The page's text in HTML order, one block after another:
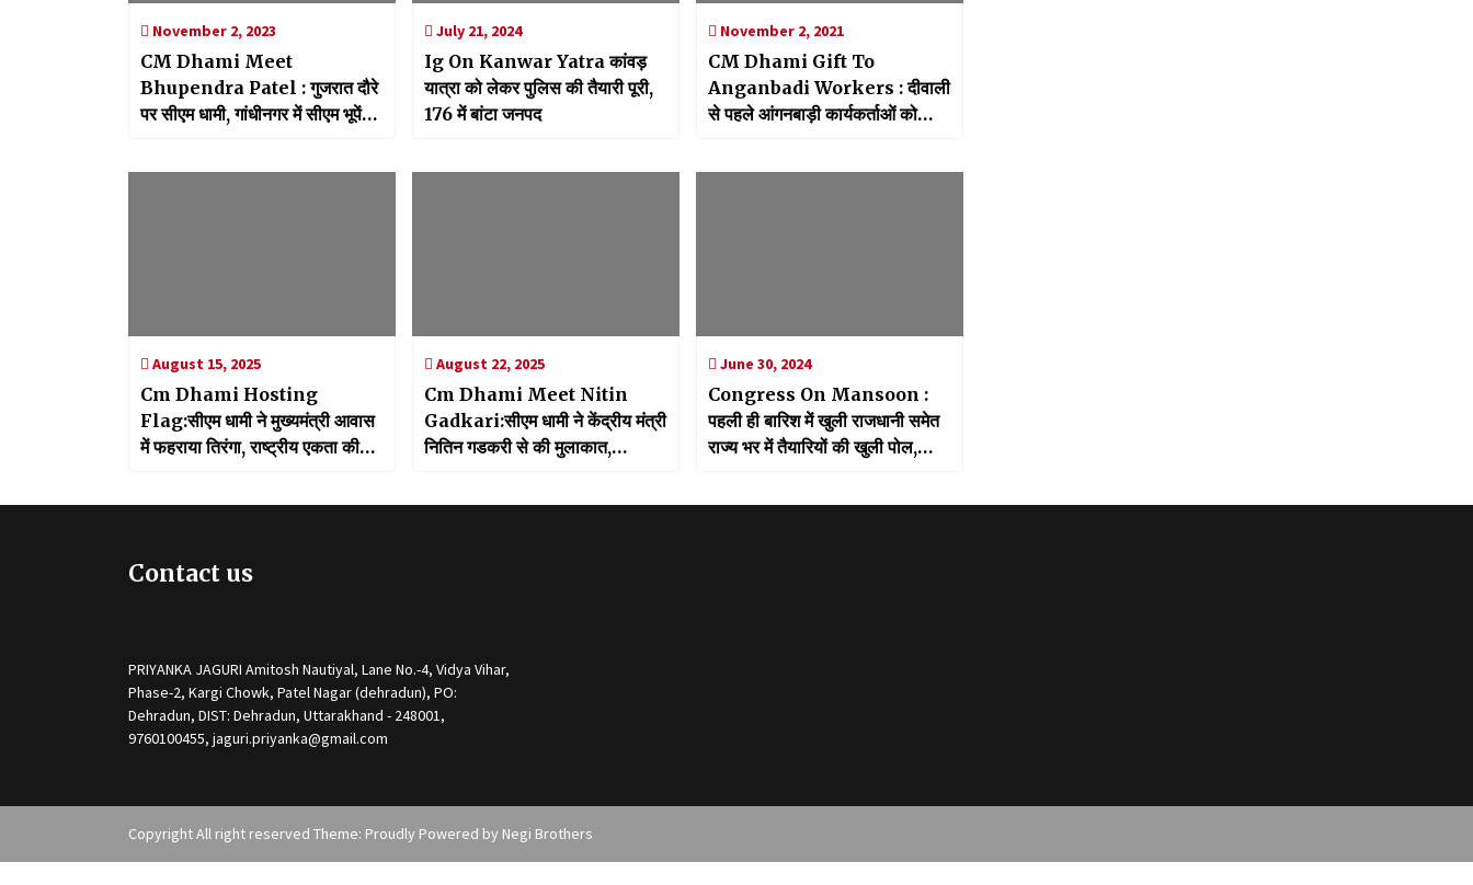
November 2, 2023
CM Dhami Meet
Bhupendra Patel : गुजरात दौरे
पर सीएम धामी, गांधीनगर में सीएम भूपेंद्र
July 21, 2024
Ig On Kanwar Yatra कांवड़
यात्रा को लेकर पुलिस की तैयारी पूरी,
176 में बांटा जनपद
November 2, 2021
CM Dhami Gift To
Anganbadi Workers : दीवाली
से पहले आंगनबाड़ी कार्यकर्ताओं को
August 15, 2025
Cm Dhami Hosting
Flag:सीएम धामी ने मुख्यमंत्री आवास
में फहराया तिरंगा, राष्ट्रीय एकता की
August 22, 2025
Cm Dhami Meet Nitin
Gadkari:सीएम धामी ने केंद्रीय मंत्री
नितिन गडकरी से की मुलाकात,
June 30, 2024
Congress On Mansoon :
पहली ही बारिश में खुली राजधानी समेत
राज्य भर में तैयारियों की खुली पोल,
Contact us
PRIYANKA JAGURI Amitosh Nautiyal, Lane No.-4, Vidya Vihar,
Phase-2, Kargi Chowk, Patel Nagar (dehradun), PO:
Dehradun, DIST: Dehradun, Uttarakhand - 248001,
9760100455, jaguri.priyanka@gmail.com
Copyright All right reserved Theme: Proudly Powered by Negi Brothers